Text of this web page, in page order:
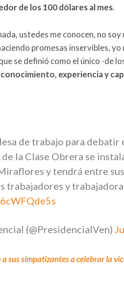
de los 100 dólares al mes.
ustedes me conocen, no soy
promesas inservibles,
se definió como el único -de
experiencia y
de trabajo para debatir
la Clase Obrera se
y tendrá entre
trabajadores y
(@PresidencialVen)
sus simpatizantes a celebrar la